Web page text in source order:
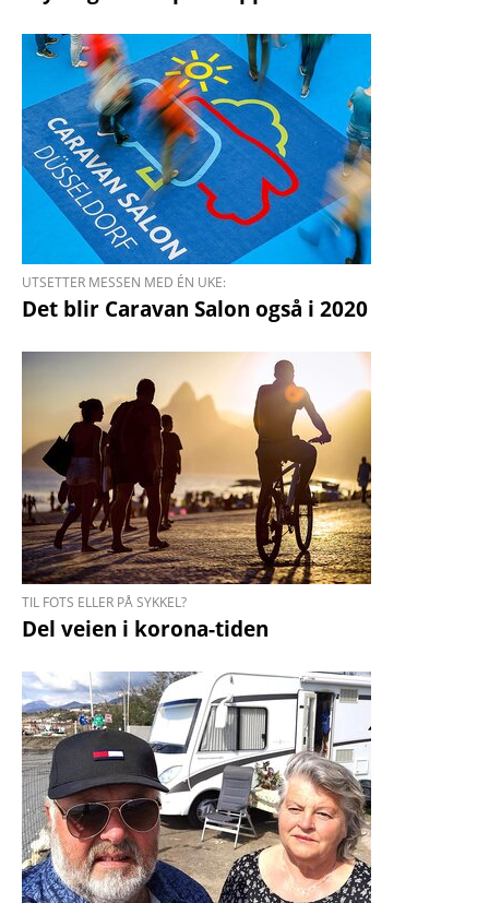
UTSETTER MESSEN MED ÉN UKE:
Det blir Caravan Salon også i 2020
TIL FOTS ELLER PÅ SYKKEL?
Del veien i korona-tiden